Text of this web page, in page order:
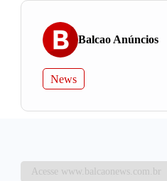
Balcao Anúncios
News
Acesse www.balcaonews.com.br